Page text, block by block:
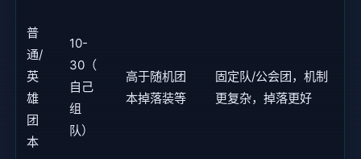
普
通/
英
雄
团
本
10-
30（
自己
组
队）
高于随机团
本掉落装等
固定队/公会团，机制
更复杂，掉落更好